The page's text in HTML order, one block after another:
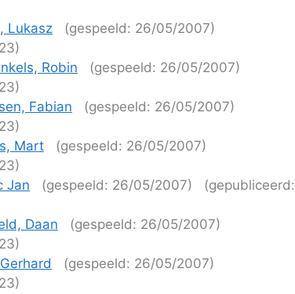
Lukasz
(gespeeld: 26/05/2007)
Robin
(gespeeld: 26/05/2007)
Fabian
(gespeeld: 26/05/2007)
Mart
(gespeeld: 26/05/2007)
Jan
(gespeeld: 26/05/2007)
(gepubliceerd:
Daan
(gespeeld: 26/05/2007)
(gespeeld: 26/05/2007)